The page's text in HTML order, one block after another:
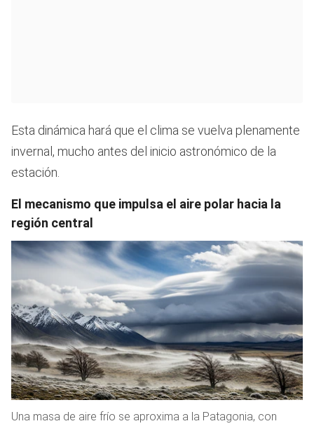
Esta dinámica hará que el clima se vuelva plenamente
invernal, mucho antes del inicio astronómico de la
estación.
El mecanismo que impulsa el aire polar hacia la
región central
Una masa de aire frío se aproxima a la Patagonia, con